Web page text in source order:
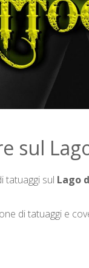
sul
tatuaggi sul Lago
di tatuaggi e